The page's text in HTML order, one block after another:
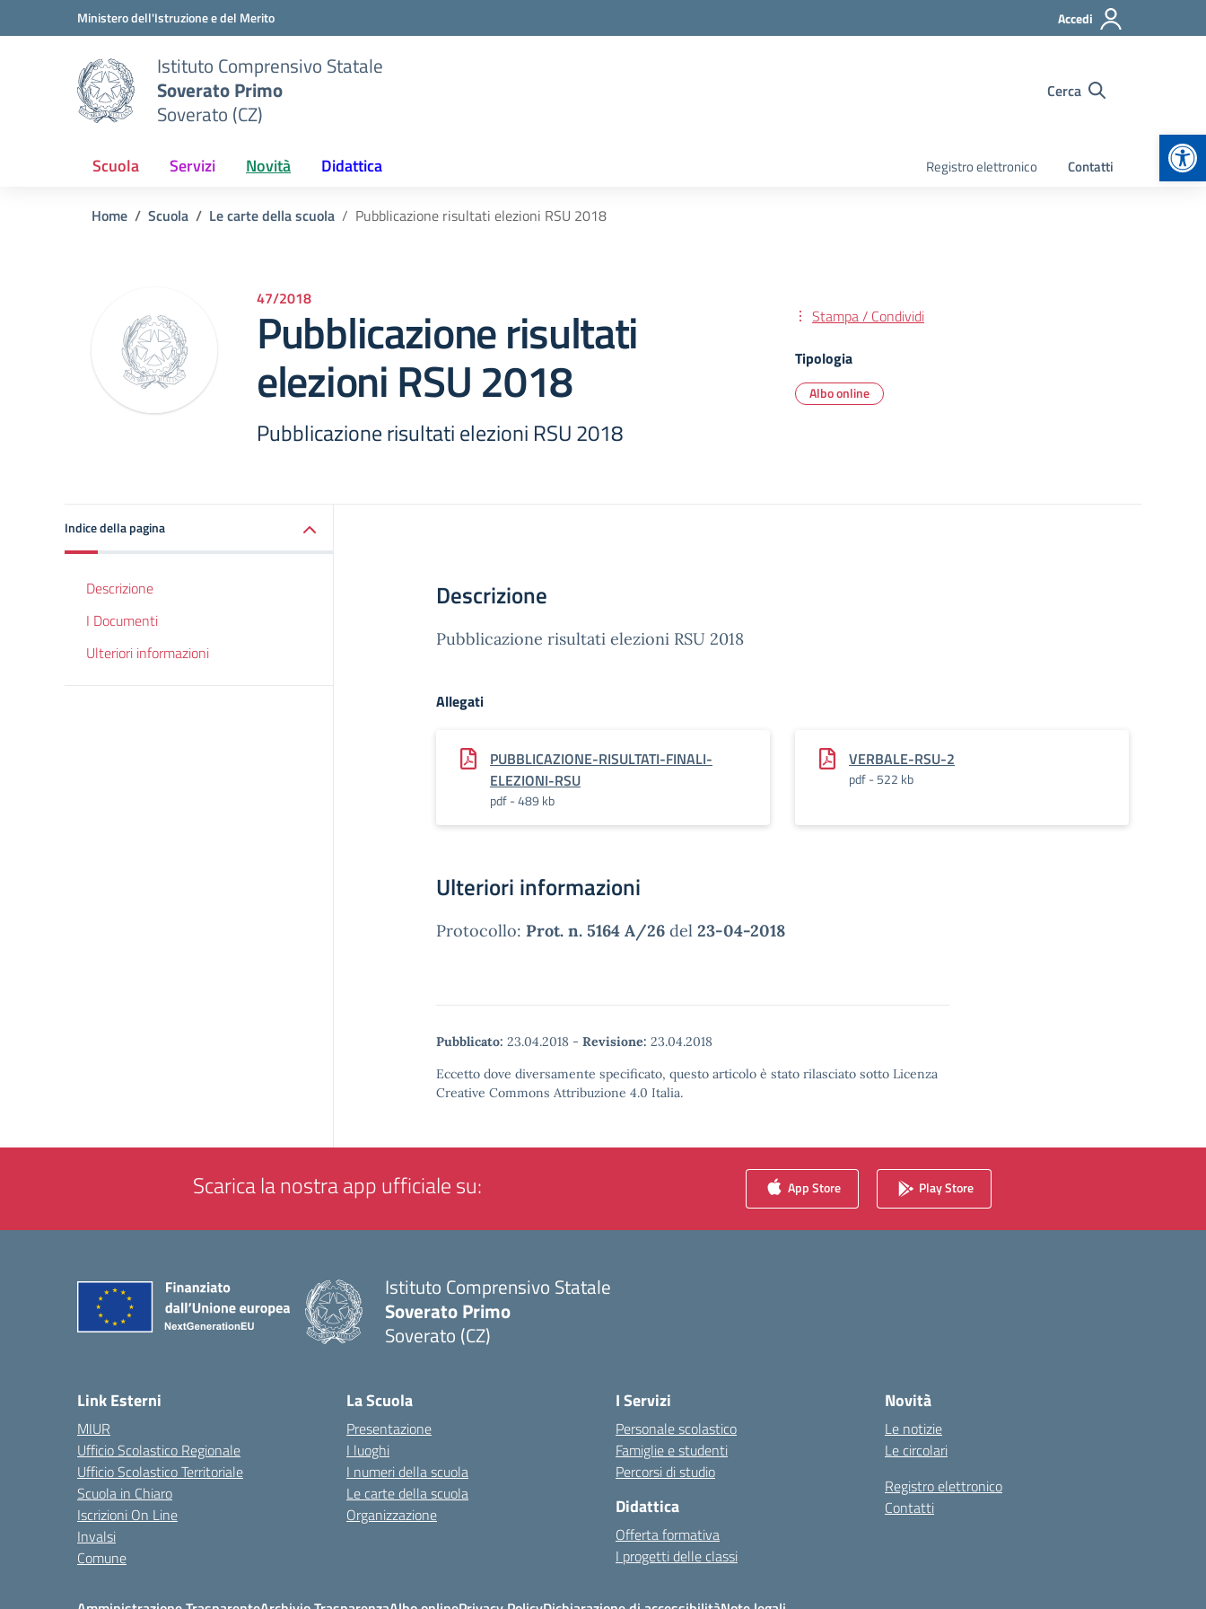
Vai ai contenuti
Vai al menu di navigazioneMinistero dell'Istruzione e del Merito Accedi
Istituto Comprensivo Statale
Soverato Primo
Soverato (CZ)
Cerca
Scuola Servizi Novità Didattica Registro elettronico Contatti
Home Scuola Le carte della scuola Pubblicazione risultati elezioni RSU 2018
47/2018
Pubblicazione risultati
elezioni RSU 2018
Pubblicazione risultati elezioni RSU 2018
Stampa / Condividi
Tipologia
Albo online
Indice della pagina
Descrizione
I Documenti
Ulteriori informazioni
Descrizione
Pubblicazione risultati elezioni RSU 2018
Allegati
PUBBLICAZIONE-RISULTATI-FINALI-
ELEZIONI-RSU
pdf - 489 kb
VERBALE-RSU-2
pdf - 522 kb
Ulteriori informazioni
Protocollo: Prot. n. 5164 A/26 del 23-04-2018
Pubblicato: 23.04.2018 - Revisione: 23.04.2018
Eccetto dove diversamente specificato, questo articolo è stato rilasciato sotto Licenza
Creative Commons Attribuzione 4.0 Italia.
Scarica la nostra app ufficiale su: App Store Play Store
Istituto Comprensivo Statale
Soverato Primo
Soverato (CZ)
Link Esterni
MIUR
Ufficio Scolastico Regionale
Ufficio Scolastico Territoriale
Scuola in Chiaro
Iscrizioni On Line
Invalsi
Comune
La Scuola
Presentazione
I luoghi
I numeri della scuola
Le carte della scuola
Organizzazione
I Servizi
Personale scolastico
Famiglie e studenti
Percorsi di studio
Didattica
Offerta formativa
I progetti delle classi
Novità
Le notizie
Le circolari
Registro elettronico
Contatti